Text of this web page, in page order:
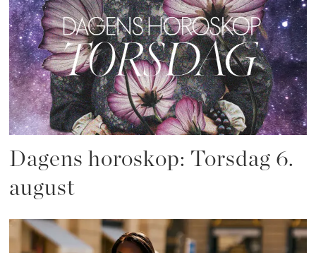
Dagens horoskop: Torsdag 6.
august